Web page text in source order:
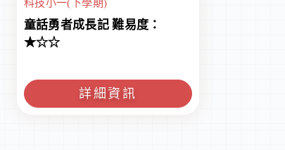
科技小一(下學期)
童話勇者成長記 難易度：
★☆☆
詳細資訊